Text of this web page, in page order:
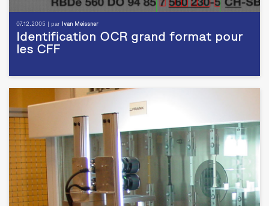
07.12.2005 | par Ivan Meissner
Identification OCR grand format pour
les CFF